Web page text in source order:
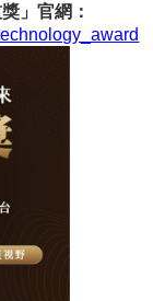
」官網：